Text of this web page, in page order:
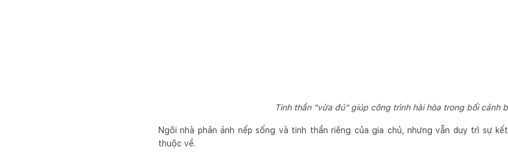
Tinh thần "vừa đủ" giúp công trình hài hòa trong bối cảnh
Ngôi nhà phản ánh nếp sống và tinh thần riêng của gia chủ, nhưng vẫn duy trì sự
thuộc về.